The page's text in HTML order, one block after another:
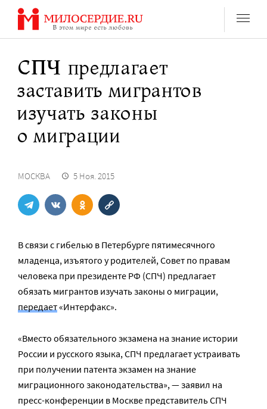
Перейти
содержанию
СПЧ предлагает
заставить мигрантов
изучать законы
о миграции
МОСКВА 5 Ноя. 2015
В связи с гибелью в Петербурге пятимесячного
младенца, изъятого у родителей, Совет по правам
человека при президенте РФ (СПЧ) предлагает
обязать мигрантов изучать законы о миграции,
передает«Интерфакс».
«Вместо обязательного экзамена на знание истории
России и русского языка, СПЧ предлагает устраивать
при получении патента экзамен на знание
миграционного законодательства», — заявил на
пресс-конференции в Москве представитель СПЧ